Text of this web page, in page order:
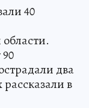
40
два
в